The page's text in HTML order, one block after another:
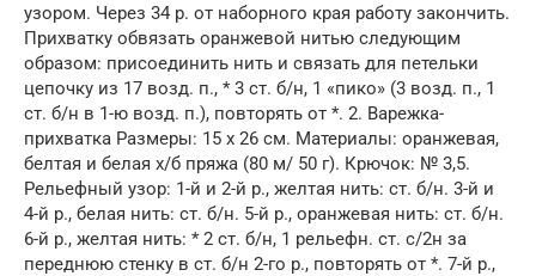
узором. Через 34 р. от наборного края работу закончить.
Прихватку обвязать оранжевой нитью следующим
образом: присоединить нить и связать для петельки
цепочку из 17 возд. п., * 3 ст. б/н, 1 «пико» (3 возд. п., 1
ст. б/н в 1-ю возд. п.), повторять от *. 2. Варежка-
прихватка Размеры: 15 х 26 см. Материалы: оранжевая,
белтая и белая х/б пряжа (80 м/ 50 г). Крючок: № 3,5.
Рельефный узор: 1-й и 2-й р., желтая нить: ст. б/н. 3-й и
4-й р., белая нить: ст. б/н. 5-й р., оранжевая нить: ст. б/н.
6-й р., желтая нить: * 2 ст. б/н, 1 рельефн. ст. с/2н за
переднюю стенку в ст. б/н 2-го р., повторять от *. 7-й р.,